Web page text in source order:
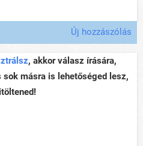
Új hozzászólás
, akkor válasz írására,
másra is lehetőséged lesz,